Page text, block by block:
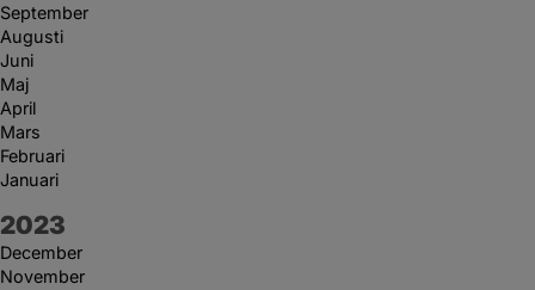
September
Augusti
Juni
Maj
April
Mars
Februari
Januari
År:
2023
December
November